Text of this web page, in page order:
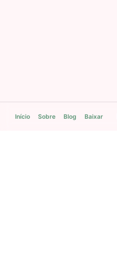
Início Sobre Blog Baixar